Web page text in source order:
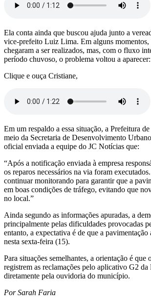
Ela conta ainda que buscou ajuda junto a
vice-prefeito Luiz Lima. Em alguns momentos,
chegaram a ser realizados, mas, com o fluxo
período chuvoso, o problema voltou a aparecer:
Clique e ouça Cristiane,
Em um respaldo a essa situação, a Prefeitura
meio da Secretaria de Desenvolvimento
oficial enviada a equipe do JC Notícias que:
“Após a notificação enviada à empresa
os reparos necessários na via foram
continuar monitorando para garantir que a
em boas condições de tráfego, evitando que
no local.”
Ainda segundo as informações apuradas, a
principalmente pelas dificuldades provocadas
entanto, a expectativa é de que a pavimentação
nesta sexta-feira (15).
Para situações semelhantes, a orientação é que
registrem as reclamações pelo aplicativo G2 da
diretamente pela ouvidoria do município.
Por Sarah Faria